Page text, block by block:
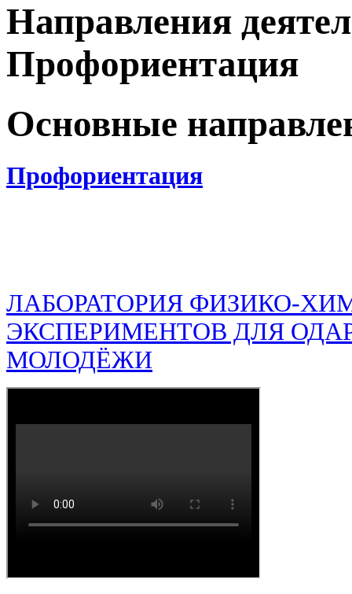
Направления
Профориентация
Основные
Профориентация
ЛАБОРАТОРИЯ ФИЗИКО-
ЭКСПЕРИМЕНТОВ ДЛЯ
МОЛОДЁЖИ